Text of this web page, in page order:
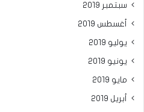
سبتمبر 2019
أغسطس 2019
يوليو 2019
يونيو 2019
مايو 2019
أبريل 2019